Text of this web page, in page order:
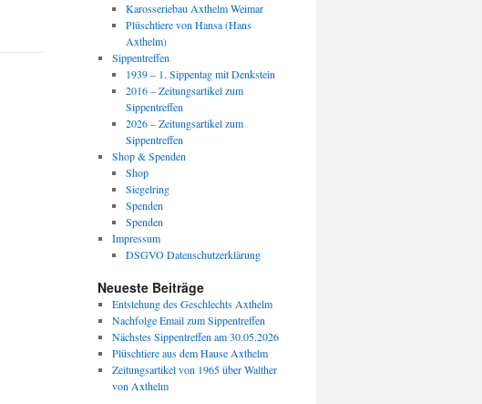
Karosseriebau Axthelm Weimar
Plüschtiere von Hansa (Hans
Axthelm)
Sippentreffen
1939 – 1. Sippentag mit Denkstein
2016 – Zeitungsartikel zum
Sippentreffen
2026 – Zeitungsartikel zum
Sippentreffen
Shop & Spenden
Shop
Siegelring
Spenden
Spenden
Impressum
DSGVO Datenschutzerklärung
Neueste Beiträge
Entstehung des Geschlechts Axthelm
Nachfolge Email zum Sippentreffen
Nächstes Sippentreffen am 30.05.2026
Plüschtiere aus dem Hause Axthelm
Zeitungsartikel von 1965 über Walther
von Axthelm